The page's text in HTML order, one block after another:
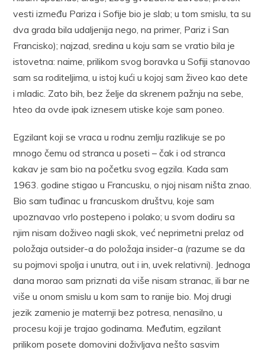
vesti između Pariza i Sofije bio je slab; u tom smislu, ta su
dva grada bila udaljenija nego, na primer, Pariz i San
Francisko); najzad, sredina u koju sam se vratio bila je
istovetna: naime, prilikom svog boravka u Sofiji stanovao
sam sa roditeljima, u istoj kući u kojoj sam živeo kao dete
i mladic. Zato bih, bez želje da skrenem pažnju na sebe,
hteo da ovde ipak iznesem utiske koje sam poneo.
Egzilant koji se vraca u rodnu zemlju razlikuje se po
mnogo čemu od stranca u poseti – čak i od stranca
kakav je sam bio na početku svog egzila. Kada sam
1963. godine stigao u Francusku, o njoj nisam ništa znao.
Bio sam tuđinac u francuskom društvu, koje sam
upoznavao vrlo postepeno i polako; u svom dodiru sa
njim nisam doživeo nagli skok, već neprimetni prelaz od
položaja outsider-a do položaja insider-a (razume se da
su pojmovi spolja i unutra, out i in, uvek relativni). Jednoga
dana morao sam priznati da više nisam stranac, ili bar ne
više u onom smislu u kom sam to ranije bio. Moj drugi
jezik zamenio je maternji bez potresa, nenasilno, u
procesu koji je trajao godinama. Međutim, egzilant
prilikom posete domovini doživljava nešto sasvim